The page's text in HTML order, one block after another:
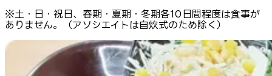
※土・日・祝日、春期・夏期・冬期各10日間程度は食事が
ありません。（アソシエイトは自炊式のため除く）